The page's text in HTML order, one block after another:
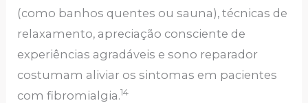
(como banhos quentes ou sauna), técnicas de
relaxamento, apreciação consciente de
experiências agradáveis e sono reparador
costumam aliviar os sintomas em pacientes
com fibromialgia.14